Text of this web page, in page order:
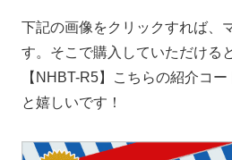
下記の画像をクリックすれば、
す。そこで購入していただける
【NHBT-R5】こちらの紹介コ
と嬉しいです！